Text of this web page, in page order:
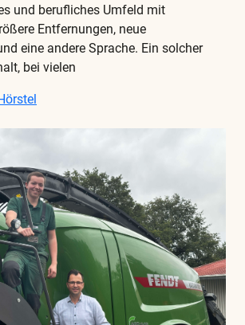
und berufliches Umfeld mit
Entfernungen, neue
eine andere Sprache. Ein solcher
bei vielen